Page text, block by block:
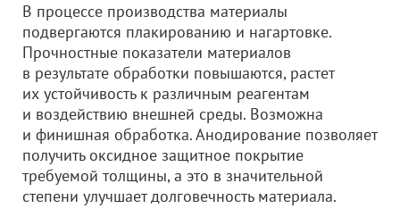
В процессе производства материалы
подвергаются плакированию и нагартовке.
Прочностные показатели материалов
в результате обработки повышаются, растет
их устойчивость к различным реагентам
и воздействию внешней среды. Возможна
и финишная обработка. Анодирование позволяет
получить оксидное защитное покрытие
требуемой толщины, а это в значительной
степени улучшает долговечность материала.